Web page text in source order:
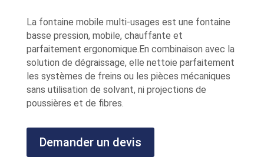
La fontaine mobile multi-usages est une fontaine
basse pression, mobile, chauffante et
parfaitement ergonomique.En combinaison avec la
solution de dégraissage, elle nettoie parfaitement
les systèmes de freins ou les pièces mécaniques
sans utilisation de solvant, ni projections de
poussières et de fibres.
Demander un devis